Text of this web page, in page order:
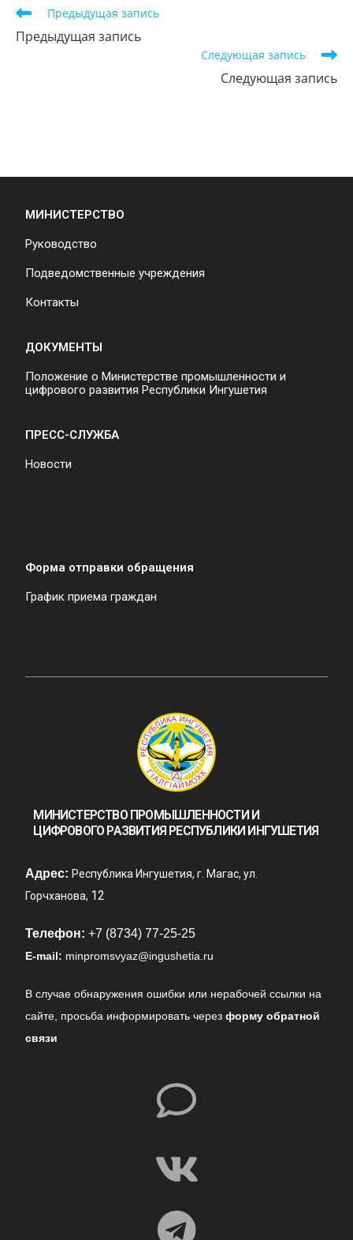
Предыдущая запись
Предыдущая запись
Следующая запись
Следующая запись
МИНИСТЕРСТВО
Руководство
Подведомственные учреждения
Контакты
ДОКУМЕНТЫ
Положение о Министерстве промышленности и
цифрового развития Республики Ингушетия
ПРЕСС-СЛУЖБА
Новости
Форма отправки обращения
График приема граждан
МИНИСТЕРСТВО ПРОМЫШЛЕННОСТИ И
ЦИФРОВОГО РАЗВИТИЯ РЕСПУБЛИКИ ИНГУШЕТИЯ
Адрес: Республика Ингушетия, г. Магас, ул.
Горчханова, 12
Телефон: +7 (8734) 77-25-25
E-mail: minpromsvyaz@ingushetia.ru
В случае обнаружения ошибки или нерабочей ссылки на
сайте, просьба информировать черезформу обратной
связи